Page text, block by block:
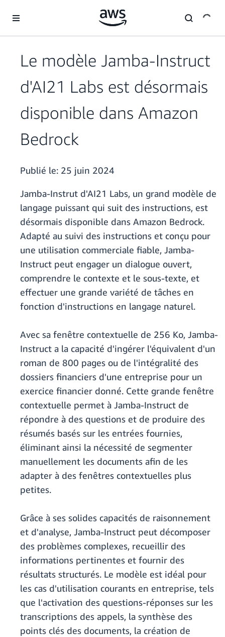
Le modèle Jamba-Instruct
d'AI21 Labs est désormais
disponible dans Amazon
Bedrock
Publié le: 25 juin 2024
Jamba-Instrut d'AI21 Labs, un grand modèle de
langage puissant qui suit des instructions, est
désormais disponible dans Amazon Bedrock.
Adapté au suivi des instructions et conçu pour
une utilisation commerciale fiable, Jamba-
Instruct peut engager un dialogue ouvert,
comprendre le contexte et le sous-texte, et
effectuer une grande variété de tâches en
fonction d'instructions en langage naturel.
Avec sa fenêtre contextuelle de 256 Ko, Jamba-
Instruct a la capacité d'ingérer l'équivalent d'un
roman de 800 pages ou de l'intégralité des
dossiers financiers d'une entreprise pour un
exercice financier donné. Cette grande fenêtre
contextuelle permet à Jamba-Instruct de
répondre à des questions et de produire des
résumés basés sur les entrées fournies,
éliminant ainsi la nécessité de segmenter
manuellement les documents afin de les
adapter à des fenêtres contextuelles plus
petites.
Grâce à ses solides capacités de raisonnement
et d'analyse, Jamba-Instruct peut décomposer
des problèmes complexes, recueillir des
informations pertinentes et fournir des
résultats structurés. Le modèle est idéal pour
les cas d'utilisation courants en entreprise, tels
que l'activation des questions-réponses sur les
transcriptions des appels, la synthèse des
points clés des documents, la création de